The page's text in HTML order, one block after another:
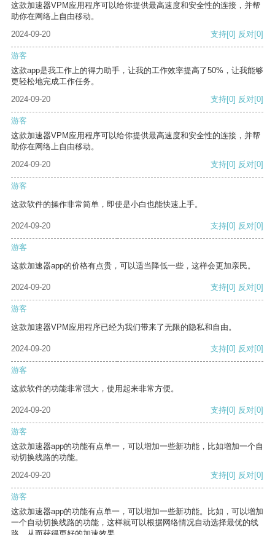
这款加速器VPM应用程序可以给你提供最高速度和安全性的连接，并帮
助你在网络上自由移动。
2024-09-20
支持[0] 反对[0]
游客
这款app是我工作上的得力助手，让我的工作效率提高了50%，让我能够
更轻松地完成工作任务。
2024-09-20
支持[0] 反对[0]
游客
这款加速器VPM应用程序可以给你提供最高速度和安全性的连接，并帮
助你在网络上自由移动。
2024-09-20
支持[0] 反对[0]
游客
这款软件的操作非常简单，即使是小白也能快速上手。
2024-09-20 支持[0] 反对[0]
游客
这款加速器app的价格有点贵，可以适当降低一些，这样会更加亲民。
2024-09-20 支持[0] 反对[0]
游客
这款加速器VPM应用程序已经为我们带来了无限的隐私和自由。
2024-09-20 支持[0] 反对[0]
游客
这款软件的功能非常强大，使用起来非常方便。
2024-09-20 支持[0] 反对[0]
游客
这款加速器app的功能有点单一，可以增加一些新功能，比如增加一个自
动切换线路的功能。
2024-09-20
支持[0] 反对[0]
游客
这款加速器app的功能有点单一，可以增加一些新功能。比如，可以增加
一个自动切换线路的功能，这样就可以根据网络情况自动选择最优的线